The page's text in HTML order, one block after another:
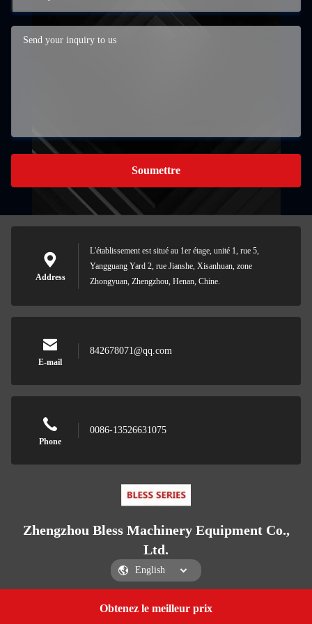
Obtenez le meilleur prix
Soumettre
Address
L'établissement est situé au 1er étage, unité 1, rue 5,
Yangguang Yard 2, rue Jianshe, Xisanhuan, zone
Zhongyuan, Zhengzhou, Henan, Chine.
E-mail
842678071@qq.com
Phone
0086-13526631075
Zhengzhou Bless Machinery Equipment Co.,
Ltd.
Zhengzhou Bless Machinery Equipment Co., Ltd.
Get a Quote